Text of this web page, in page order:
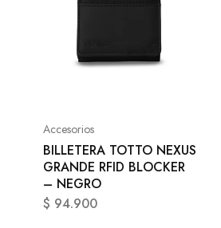
Accesorios
BILLETERA TOTTO NEXUS
GRANDE RFID BLOCKER
– NEGRO
$ 94.900